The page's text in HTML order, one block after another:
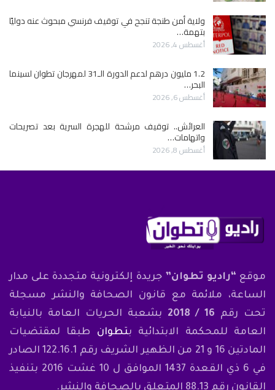
ولاية أمن طنجة تنجح في توقيف فرنسي مبحوث عنه دوليًا
بتهمة…
أغسطس 4, 2026
1.2 مليون درهم لدعم الدورة الـ31 لمهرجان تطوان لسينما
البحر…
أغسطس 6, 2026
العرائش.. توقيف مرشحة للهجرة السرية بعد تصريحات
واتهامات…
أغسطس 8, 2026
موقع “راديو تطوان” جريدة إلكترونية متجددة على مدار
الساعة، ملائمة مع قانون الصحافة والنشر مسجلة
تحت رقم 16 / 2018
بشعبة الحريات العامة بالنيابة
العامة للمحكمة الابتدائية بتطوان طبقا لمقتضيات
المادتين 16 و 21 من الظهير الشريف رقم 122.16.1 الصادر
في 6 ذي القعدة 1437 الموافق ل 10 غشت 2016 بتنفيذ